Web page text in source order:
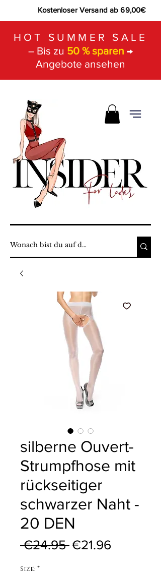
Kostenloser Versand ab 69,00€
HOT SUMMER SALE
– Bis zu 50 % sparen →
Angebote ansehen
silberne Ouvert-
Strumpfhose mit
rückseitiger
schwarzer Naht -
20 DEN
€24.95 Regular Price
€21.96
Size: *